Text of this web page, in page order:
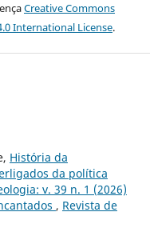
Creative Commons
International License.
História da
da política
v. 39 n. 1 (2026)
, Revista de